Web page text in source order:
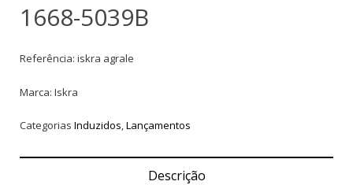
1668-5039B
Referência: iskra agrale
Marca: Iskra
Categorias Induzidos Lançamentos
Descrição